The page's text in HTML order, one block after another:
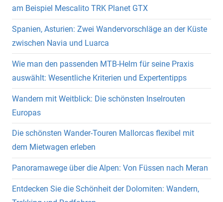
am Beispiel Mescalito TRK Planet GTX
Spanien, Asturien: Zwei Wandervorschläge an der Küste
zwischen Navia und Luarca
Wie man den passenden MTB-Helm für seine Praxis
auswählt: Wesentliche Kriterien und Expertentipps
Wandern mit Weitblick: Die schönsten Inselrouten
Europas
Die schönsten Wander-Touren Mallorcas flexibel mit
dem Mietwagen erleben
Panoramawege über die Alpen: Von Füssen nach Meran
Entdecken Sie die Schönheit der Dolomiten: Wandern,